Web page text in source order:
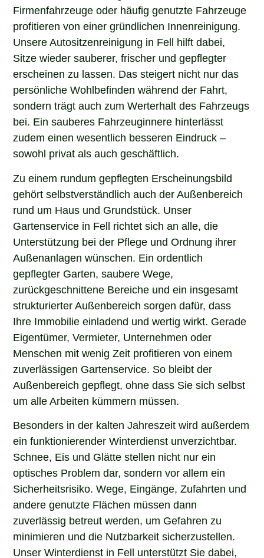
Firmenfahrzeuge oder häufig genutzte Fahrzeuge
profitieren von einer gründlichen Innenreinigung.
Unsere Autositzenreinigung in Fell hilft dabei,
Sitze wieder sauberer, frischer und gepflegter
erscheinen zu lassen. Das steigert nicht nur das
persönliche Wohlbefinden während der Fahrt,
sondern trägt auch zum Werterhalt des Fahrzeugs
bei. Ein sauberes Fahrzeuginnere hinterlässt
zudem einen wesentlich besseren Eindruck –
sowohl privat als auch geschäftlich.
Zu einem rundum gepflegten Erscheinungsbild
gehört selbstverständlich auch der Außenbereich
rund um Haus und Grundstück. Unser
Gartenservice in Fell richtet sich an alle, die
Unterstützung bei der Pflege und Ordnung ihrer
Außenanlagen wünschen. Ein ordentlich
gepflegter Garten, saubere Wege,
zurückgeschnittene Bereiche und ein insgesamt
strukturierter Außenbereich sorgen dafür, dass
Ihre Immobilie einladend und wertig wirkt. Gerade
Eigentümer, Vermieter, Unternehmen oder
Menschen mit wenig Zeit profitieren von einem
zuverlässigen Gartenservice. So bleibt der
Außenbereich gepflegt, ohne dass Sie sich selbst
um alle Arbeiten kümmern müssen.
Besonders in der kalten Jahreszeit wird außerdem
ein funktionierender Winterdienst unverzichtbar.
Schnee, Eis und Glätte stellen nicht nur ein
optisches Problem dar, sondern vor allem ein
Sicherheitsrisiko. Wege, Eingänge, Zufahrten und
andere genutzte Flächen müssen dann
zuverlässig betreut werden, um Gefahren zu
minimieren und die Nutzbarkeit sicherzustellen.
Unser Winterdienst in Fell unterstützt Sie dabei,